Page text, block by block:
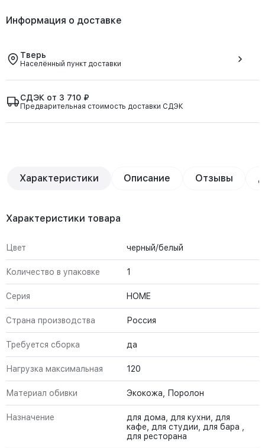
Информация о доставке
Тверь
Населённый пункт доставки
СДЭК от 3 710 ₽
Предварительная стоимость доставки СДЭК
Характеристики Описание Отзывы
Характеристики товара
Цвет черный/белый
Количество в упаковке 1
Серия HOME
Страна производства Россия
Требуется сборка да
Нагрузка максимальная 120
Материал обивки Экокожа, Поролон
Назначение
для дома, для кухни, для
кафе, для студии, для бара ,
для ресторана